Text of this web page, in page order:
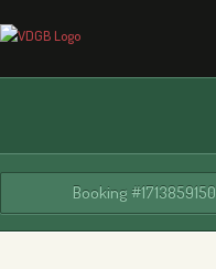
Booking #1713859150